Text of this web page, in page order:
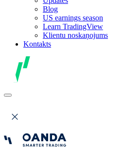
Blog
US earnings season
Learn TradingView
Klientu noskaņojums
Kontakts